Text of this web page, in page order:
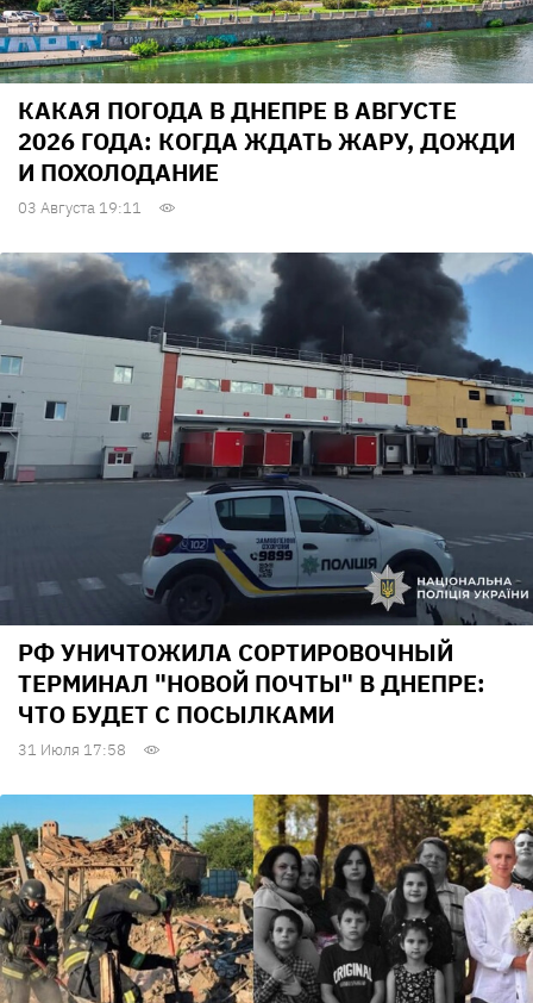
КАКАЯ ПОГОДА В ДНЕПРЕ В АВГУСТЕ
2026 ГОДА: КОГДА ЖДАТЬ ЖАРУ, ДОЖДИ
И ПОХОЛОДАНИЕ
03 Августа 19:11
РФ УНИЧТОЖИЛА СОРТИРОВОЧНЫЙ
ТЕРМИНАЛ "НОВОЙ ПОЧТЫ" В ДНЕПРЕ:
ЧТО БУДЕТ С ПОСЫЛКАМИ
31 Июля 17:58